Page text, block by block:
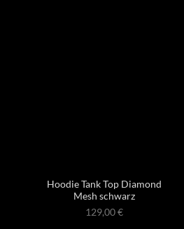
Hoodie Tank Top Diamond
Mesh schwarz
129,00€